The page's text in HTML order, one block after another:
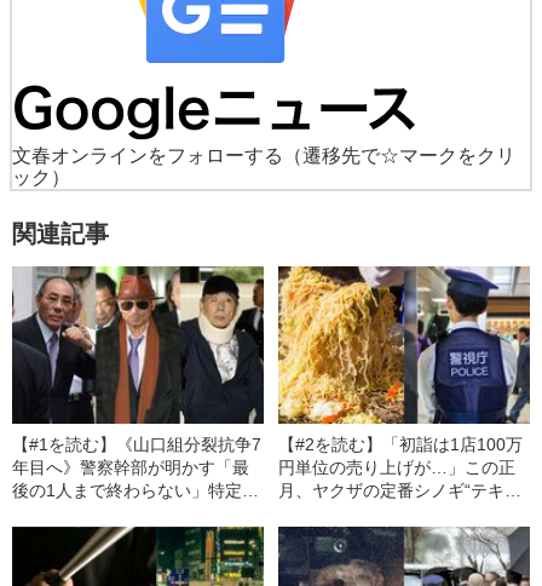
文春オンラインをフォローする
（遷移先で☆マークをクリ
ック）
関連記事
【#1を読む】《山口組分裂抗争7
年目へ》警察幹部が明かす「最
後の1人まで終わらない」特定抗
【#2を読む】「初詣は1店100万
円単位の売り上げが…」この正
月、ヤクザの定番シノギ“テキ
幹部が証言〉